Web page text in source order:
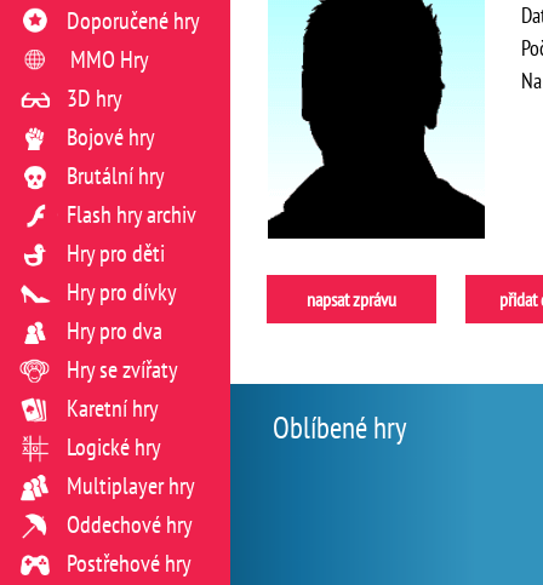
napsat zprávu přidat
Oblíbené hry
Doporučené hry
MMO Hry
3D hry
Bojové hry
Brutální hry
Flash hry archiv
Hry pro děti
Hry pro dívky
Hry pro dva
Hry se zvířaty
Karetní hry
Logické hry
Multiplayer hry
Oddechové hry
Postřehové hry